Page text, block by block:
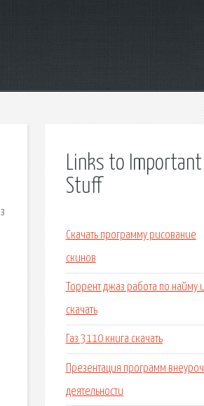
Links to Important
Stuff
Скачать программу рисование
скинов
Торрент джаз работа по найму
скачать
Газ 3110 книга скачать
Презентация программ
деятельности